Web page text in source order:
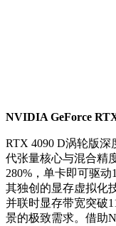
NVIDIA GeForce
RTX 4090 D涡轮版深
代张量核心与混合精
280%，单卡即可驱动
其独创的显存虚拟化
并联时显存带宽突破
景的极致需求。借助